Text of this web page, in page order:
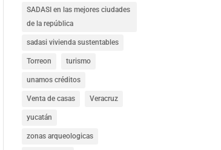
SADASI en las mejores ciudades
de la república
sadasi vivienda sustentables
Torreon turismo
unamos créditos
Venta de casas Veracruz
yucatán
zonas arqueologicas